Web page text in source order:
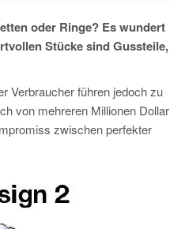
oder Ringe? Es wundert
Stücke sind Gussteile,
Verbraucher führen jedoch zu
von mehreren Millionen Dollar
zwischen perfekter